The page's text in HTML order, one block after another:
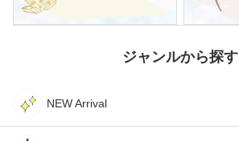
ジャンルから探す
NEW Arrival